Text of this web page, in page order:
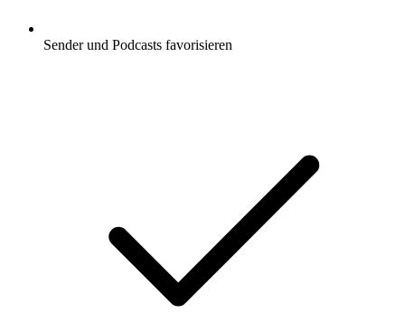
Sender und Podcasts favorisieren